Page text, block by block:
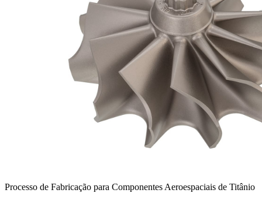
Processo de Fabricação para Componentes Aeroespaciais de Titânio